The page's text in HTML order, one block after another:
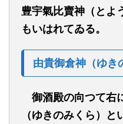
豊宇氣比賣神（とよ
もいはれてゐる。
由貴御倉神（ゆき
御酒殿の向つて右
（ゆきのみくら）